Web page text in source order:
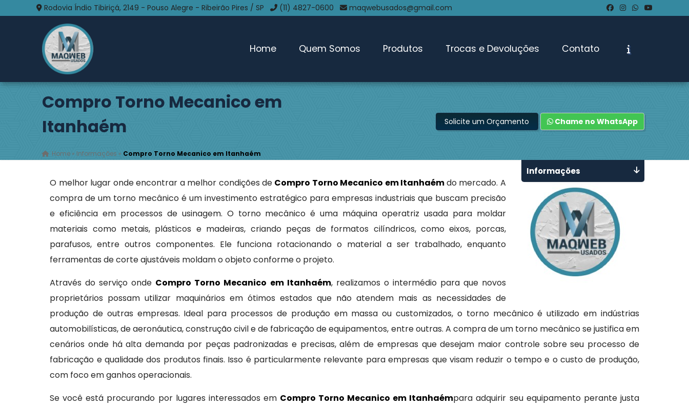
Rodovia Índio Tibiriçá, 2149 - Pouso Alegre - Ribeirão Pires / SP (11) 4827-0600 maqwebusados@gmail.com
Home Quem Somos Produtos Trocas e Devoluções Contato
Compro Torno Mecanico em
Itanhaém
Home » Informações » Compro Torno Mecanico em Itanhaém
Solicite um Orçamento Chame no WhatsApp
O melhor lugar onde encontrar a melhor condições de Compro Torno Mecanico em Itanhaémdo mercado. A
compra de um torno mecânico é um investimento estratégico para empresas industriais que buscam precisão
e eficiência em processos de usinagem. O torno mecânico é uma máquina operatriz usada para moldar
materiais como metais, plásticos e madeiras, criando peças de formatos cilíndricos, como eixos, porcas,
parafusos, entre outros componentes. Ele funciona rotacionando o material a ser trabalhado, enquanto
ferramentas de corte ajustáveis moldam o objeto conforme o projeto.
Através do serviço onde Compro Torno Mecanico em Itanhaém, realizamos o intermédio para que novos
proprietários possam utilizar maquinários em ótimos estados que não atendem mais as necessidades de
produção de outras empresas. Ideal para processos de produção em massa ou customizados, o torno mecânico é utilizado em indústrias
automobilísticas, de aeronáutica, construção civil e de fabricação de equipamentos, entre outras. A compra de um torno mecânico se justifica em
cenários onde há alta demanda por peças padronizadas e precisas, além de empresas que desejam maior controle sobre seu processo de
fabricação e qualidade dos produtos finais. Isso é particularmente relevante para empresas que visam reduzir o tempo e o custo de produção,
com foco em ganhos operacionais.
Se você está procurando por lugares interessados em Compro Torno Mecanico em Itanhaémpara adquirir seu equipamento perante justa
Informações